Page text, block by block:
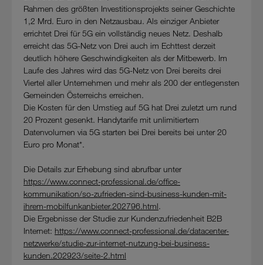
Rahmen des größten Investitionsprojekts seiner Geschichte
1,2 Mrd. Euro in den Netzausbau. Als einziger Anbieter
errichtet Drei für 5G ein vollständig neues Netz. Deshalb
erreicht das 5G-Netz von Drei auch im Echttest derzeit
deutlich höhere Geschwindigkeiten als der Mitbewerb. Im
Laufe des Jahres wird das 5G-Netz von Drei bereits drei
Viertel aller Unternehmen und mehr als 200 der entlegensten
Gemeinden Österreichs erreichen.
Die Kosten für den Umstieg auf 5G hat Drei zuletzt um rund
20 Prozent gesenkt. Handytarife mit unlimitiertem
Datenvolumen via 5G starten bei Drei bereits bei unter 20
Euro pro Monat*.
Die Details zur Erhebung sind abrufbar unter
https://www.connect-professional.de/office-
kommunikation/so-zufrieden-sind-business-kunden-mit-
ihrem-mobilfunkanbieter.202796.html.
Die Ergebnisse der Studie zur Kundenzufriedenheit B2B
Internet: https://www.connect-professional.de/datacenter-
netzwerke/studie-zur-internet-nutzung-bei-business-
kunden.202923/seite-2.html